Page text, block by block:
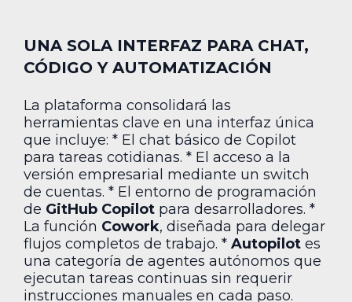
UNA SOLA INTERFAZ PARA CHAT,
CÓDIGO Y AUTOMATIZACIÓN
La plataforma consolidará las
herramientas clave en una interfaz única
que incluye: * El chat básico de Copilot
para tareas cotidianas. * El acceso a la
versión empresarial mediante un switch
de cuentas. * El entorno de programación
de GitHub Copilot para desarrolladores. *
La función Cowork, diseñada para delegar
flujos completos de trabajo. * Autopilot es
una categoría de agentes autónomos que
ejecutan tareas continuas sin requerir
instrucciones manuales en cada paso.